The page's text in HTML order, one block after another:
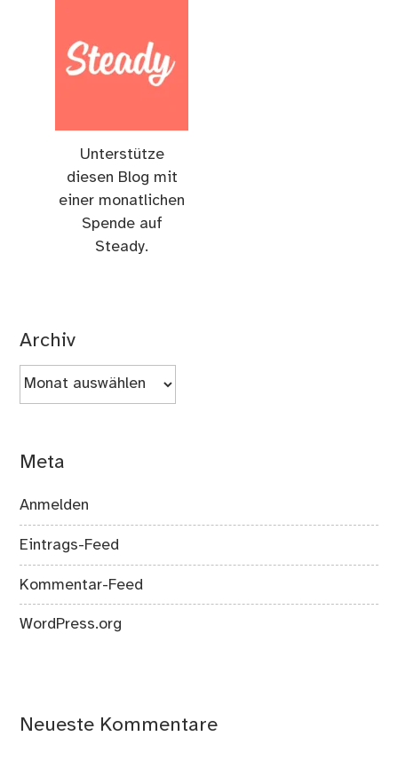
Unterstütze
diesen Blog mit
einer monatlichen
Spende auf
Steady.
Archiv
Archiv
Meta
Anmelden
Eintrags-Feed
Kommentar-Feed
WordPress.org
Neueste Kommentare